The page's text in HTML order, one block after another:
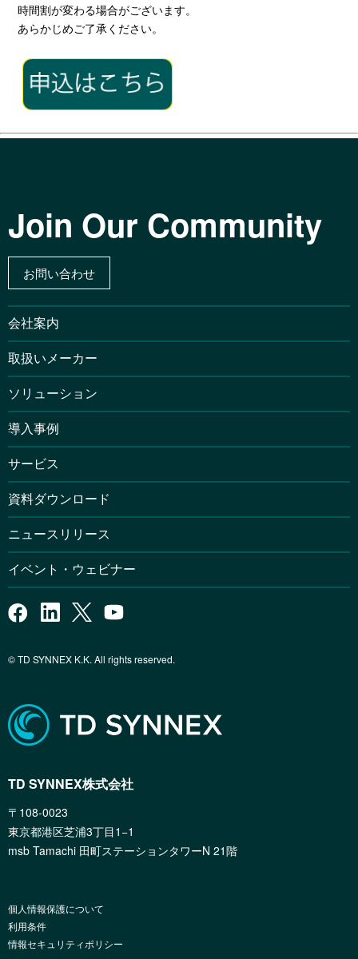
時間割が変わる場合がございます。
あらかじめご了承ください。
Join Our Community
お問い合わせ
会社案内
取扱いメーカー
ソリューション
導入事例
サービス
資料ダウンロード
ニュースリリース
イベント・ウェビナー
© TD SYNNEX K.K. All rights reserved.
TD SYNNEX株式会社
〒108-0023
東京都港区芝浦3丁目1−1
msb Tamachi 田町ステーションタワーN 21階
個人情報保護について
利用条件
情報セキュリティポリシー